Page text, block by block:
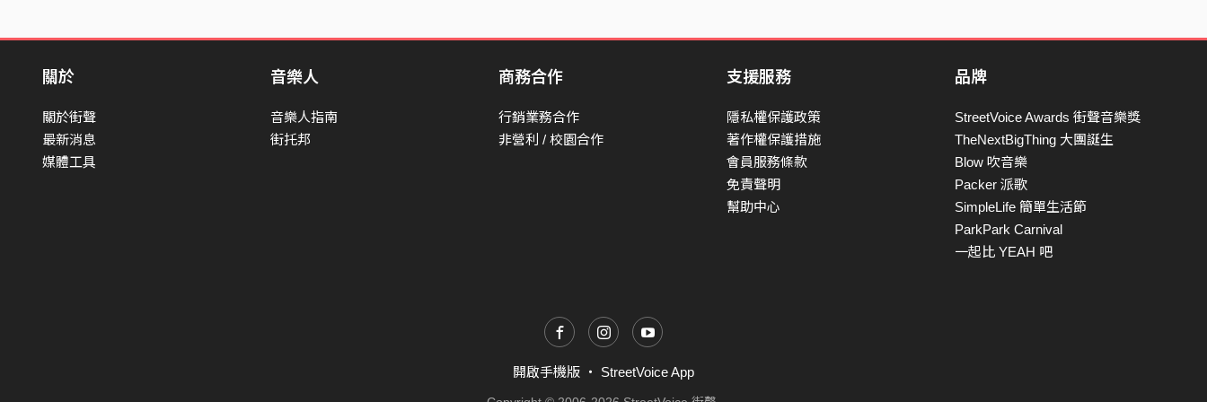
關於
關於街聲
最新消息
媒體工具
音樂人
音樂人指南
街托邦
商務合作
行銷業務合作
非營利 / 校園合作
支援服務
隱私權保護政策
著作權保護措施
會員服務條款
免責聲明
幫助中心
品牌
StreetVoice Awards 街聲音樂獎
TheNextBigThing 大團誕生
Blow 吹音樂
Packer 派歌
SimpleLife 簡單生活節
ParkPark Carnival
一起比 YEAH 吧
開啟手機版 ・ StreetVoice App